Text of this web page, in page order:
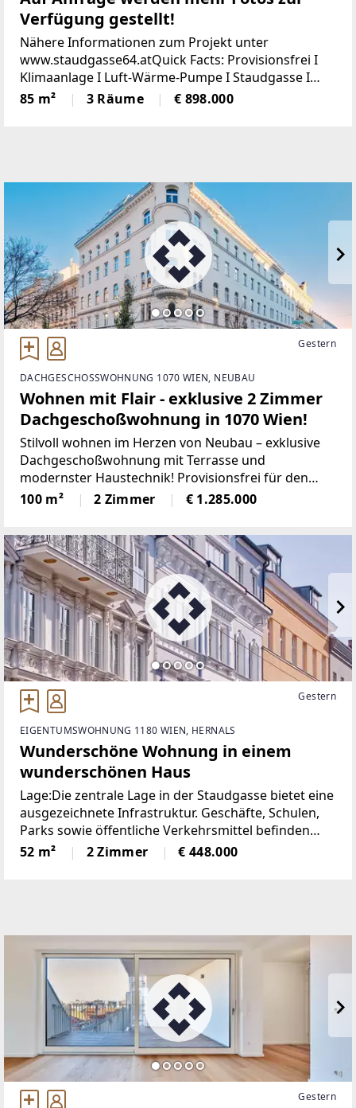
Verfügung gestellt!
Nähere Informationen zum Projekt unter
www.staudgasse64.atQuick Facts: Provisionsfrei I
Klimaanlage I Luft-Wärme-Pumpe I Staudgasse I
Balkon in den ruhigen Innenhof I Erstbezug I 4.
Stock mit Lift I Dachgeschoß I Baujahr
85 m² 3 Räume € 898.000
Gestern
DACHGESCHOSSWOHNUNG 1070 WIEN, NEUBAU
Wohnen mit Flair - exklusive 2 Zimmer
Dachgeschoßwohnung in 1070 Wien!
Stilvoll wohnen im Herzen von Neubau – exklusive
Dachgeschoßwohnung mit Terrasse und
modernster Haustechnik! Provisionsfrei für den
KäuferLageKandlgasse / Schottenfeldgasse – 1070
WienDer 7. Wiener Gemeindebezirk
100 m² 2 Zimmer € 1.285.000
Gestern
EIGENTUMSWOHNUNG 1180 WIEN, HERNALS
Wunderschöne Wohnung in einem
wunderschönen Haus
Lage:Die zentrale Lage in der Staudgasse bietet eine
ausgezeichnete Infrastruktur. Geschäfte, Schulen,
Parks sowie öffentliche Verkehrsmittel befinden
sich in unmittelbarer Nähe. Die U6-Station
Michelbeuern-AKH, die Straßenbahnlinien 9 und 42
52 m² 2 Zimmer € 448.000
Gestern